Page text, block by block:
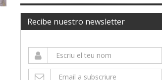
Recibe nuestro newsletter